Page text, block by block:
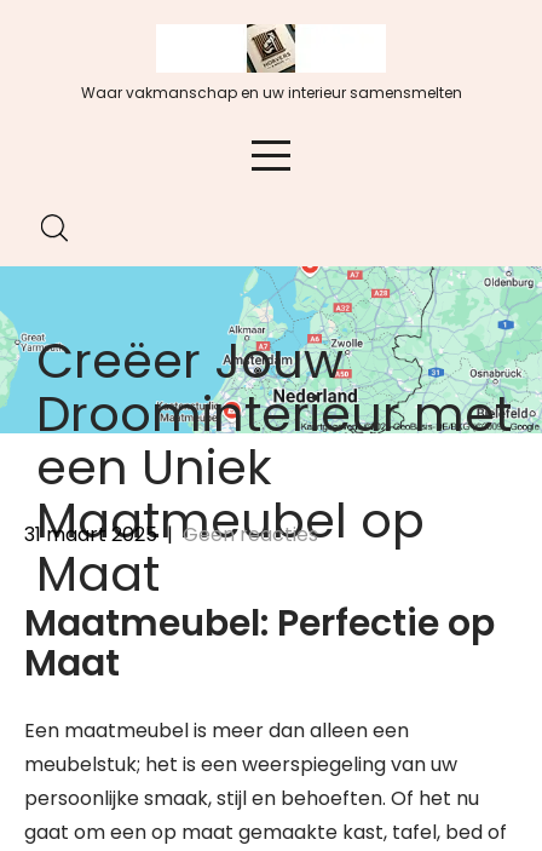
Waar vakmanschap en uw interieur samensmelten
Creëer Jouw
Droominterieur met
een Uniek
Maatmeubel op
Maat
31 maart 2025 | Geen reacties
Maatmeubel: Perfectie op
Maat
Een maatmeubel is meer dan alleen een
meubelstuk; het is een weerspiegeling van uw
persoonlijke smaak, stijl en behoeften. Of het nu
gaat om een op maat gemaakte kast, tafel, bed of